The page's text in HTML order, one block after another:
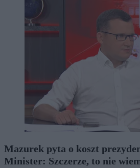
Mazurek pyta o koszt
Minister: Szczerze, to nie